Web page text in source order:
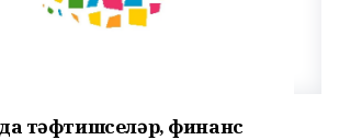
тәфтишселәр, финанс